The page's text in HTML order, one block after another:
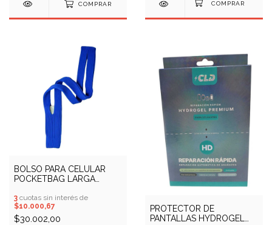
COMPRAR
BOLSO PARA CELULAR
POCKETBAG LARGA
3 cuotas sin interés de
$10.000,67
$30.002,00
PROTECTOR DE
PANTALLAS HYDROGEL